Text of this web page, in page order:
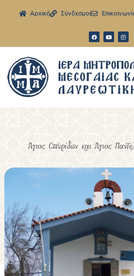
Aρχική Σύνδεσμοι
Άγιος Σπυρίδων και Άγιος